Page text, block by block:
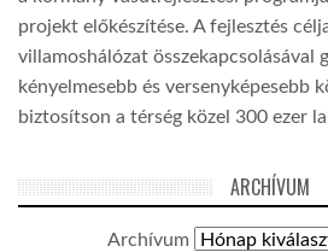
projekt előkészítése. A fejlesztés
villamoshálózat összekapcsolásával
kényelmesebb és versenyképesebb
biztosítson a térség közel 300 ezer
ARCHÍVUM
Archívum